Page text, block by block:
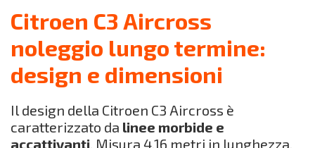
Citroen C3 Aircross
noleggio lungo termine:
design e dimensioni
Il design della Citroen C3 Aircross è
caratterizzato da linee morbide e
accattivanti . Misura 4,16 metri in lunghezza,